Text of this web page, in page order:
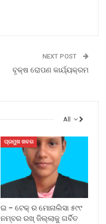
NEXT POST
ବୃକ୍ଷ ରୋପଣ କାର୍ଯ୍ୟକ୍ରମ
All
ପ୍ରମୁଖ ଖବର
ଇ – ଟେକ୍ ର ମୋନାଲିସା ୫୯୯
ନମ୍ବର ରଖ୍ ଜିଲ୍ଲାକୁ ଗର୍ବିତ